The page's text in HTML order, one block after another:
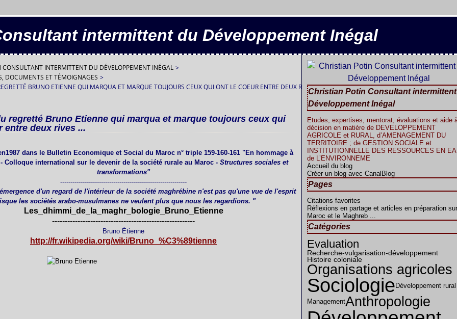
intermittent du Développement Inégal
CONSULTANT INTERMITTENT DU DÉVELOPPEMENT INÉGAL >
DOCUMENTS ET TÉMOIGNAGES >
BRUNO ETIENNE QUI MARQUA ET MARQUE TOUJOURS CEUX QUI ONT LE COEUR ENTRE DEUX RIVES ...
regretté Bruno Etienne qui marqua et marque toujours ceux qui
entre deux rives ...
dans le Bulletin Economique et Social du Maroc n° triple 159-160-161 "En hommage à
Colloque international sur le devenir de la société rurale au Maroc - Structures sociales et
transformations"
--------------------------------------------------------------
d'un regard de l'intérieur de la société maghrébine n'est pas qu'une vue de l'esprit
les sociétés arabo-musulmanes ne veulent plus que nous les regardions. "
Les_dhimmi_de_la_maghr_bologie_Bruno_Etienne
--------------------------------------------------------
Bruno Étienne
http://fr.wikipedia.org/wiki/Bruno_%C3%89tienne
Christian Potin Consultant
Développement Inégal
Etudes, expertises, mentorat, évaluations et aide
décision en matière de DEVELOPPEMENT
AGRICOLE et RURAL, d’AMENAGEMENT DU
TERRITOIRE ; de GESTION SOCIALE et
INSTITUTIONNELLE DES RESSOURCES EN
de L’ENVIRONNEME
Accueil du blog
Créer un blog avec CanalBlog
Pages
Citations favorites
Réflexions en partage et articles en préparation
Maroc et le Maghreb ...
Catégories
Evaluation
Recherche-vulgarisation-développement
Histoire coloniale
Organisations agricoles
SociologieDéveloppement rural
ManagementAnthropologie